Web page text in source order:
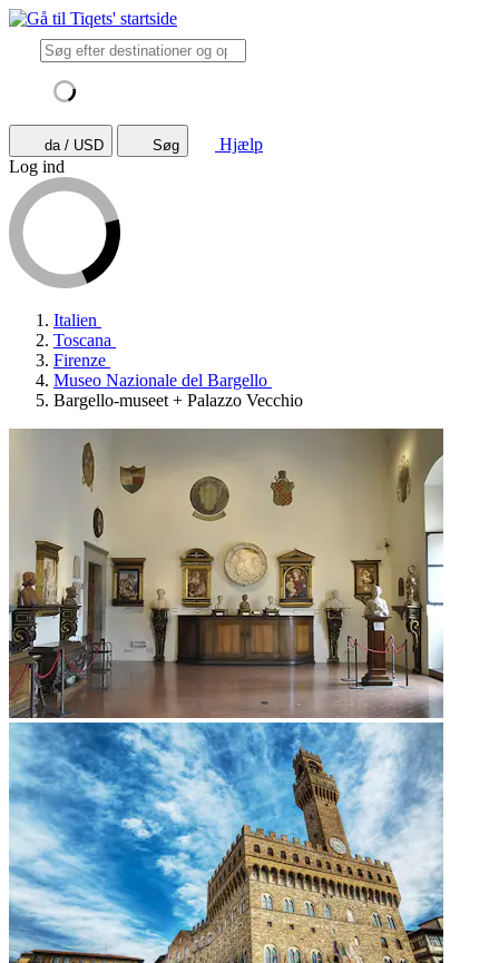
da / USD Søg
Hjælp
Log ind
Italien
Toscana
Firenze
Museo Nazionale del Bargello
Bargello-museet + Palazzo Vecchio